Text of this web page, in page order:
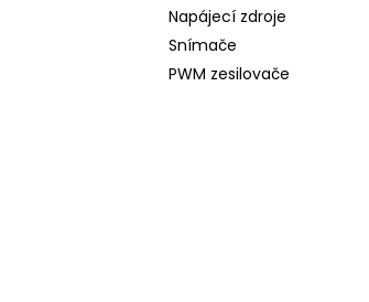
Napájecí zdroje
Snímače
PWM zesilovače